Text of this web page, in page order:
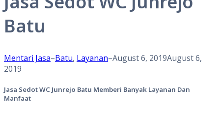
Batu
Mentari Jasa–Batu, Layanan–August 6, 2019August 6,
2019
Jasa Sedot WC Junrejo Batu Memberi Banyak Layanan Dan
Manfaat